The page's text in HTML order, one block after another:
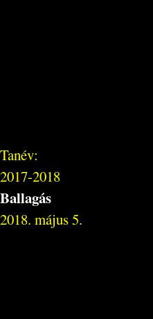
Tanév:
2017-2018
Ballagás
2018. május 5.